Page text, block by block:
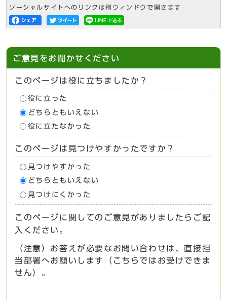
ソーシャルサイトへのリンクは別ウィンドウで開きます
ご意見をお聞かせください
このページは役に立ちましたか？
役に立った
どちらともいえない
役に立たなかった
このページは見つけやすかったですか？
見つけやすかった
どちらともいえない
見つけにくかった
このページに関してのご意見がありましたらご記
入ください。
（注意）お答えが必要なお問い合わせは、直接担
当部署へお願いします（こちらではお受けできま
せん）。